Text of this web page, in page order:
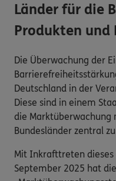
Länder für die
Produkten und
Die Überwachung der
Deutschland in der
Diese sind in einem
die Marktüberwachung
Bundesländer zentral
Mit Inkrafttreten
September 2025 hat